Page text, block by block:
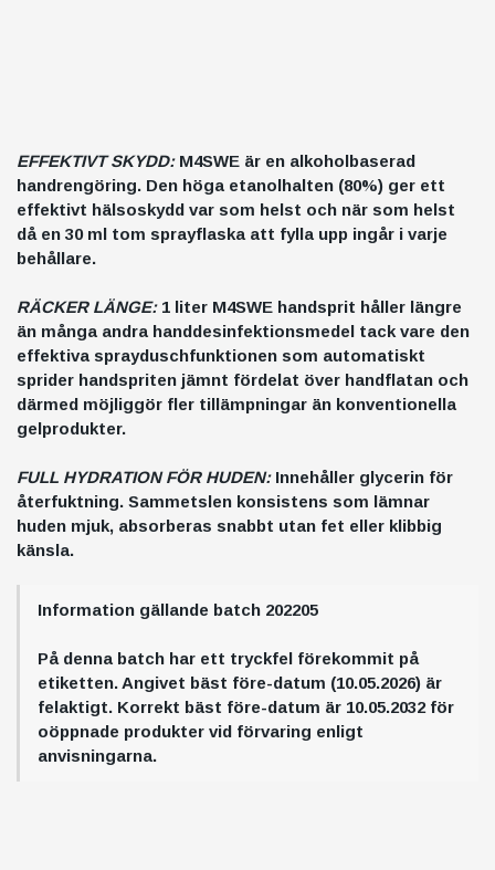
EFFEKTIVT SKYDD:M4SWE är en alkoholbaserad
handrengöring. Den höga etanolhalten (80%) ger ett
effektivt hälsoskydd var som helst och när som helst
då en 30 ml tom sprayflaska att fylla upp ingår i varje
behållare.
RÄCKER LÄNGE:1 liter M4SWE handsprit håller längre
än många andra handdesinfektionsmedel tack vare den
effektiva sprayduschfunktionen som automatiskt
sprider handspriten jämnt fördelat över handflatan och
därmed möjliggör fler tillämpningar än konventionella
gelprodukter.
FULL HYDRATION FÖR HUDEN:Innehåller glycerin för
återfuktning. Sammetslen konsistens som lämnar
huden mjuk, absorberas snabbt utan fet eller klibbig
känsla.
Information gällande batch 202205
På denna batch har ett tryckfel förekommit på
etiketten. Angivet bäst före-datum (10.05.2026) är
felaktigt. Korrekt bäst före-datum är 10.05.2032 för
oöppnade produkter vid förvaring enligt
anvisningarna.